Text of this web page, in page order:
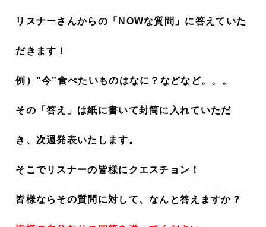
リスナーさんからの「NOWな質問」に答えていた
だきます！
例）”今”食べたいものはなに？などなど。。。
その「答え」は紙に書いて封筒に入れていただ
き、次週発表いたします。
そこでリスナーの皆様にクエスチョン！
皆様ならその質問に対して、なんと答えますか？